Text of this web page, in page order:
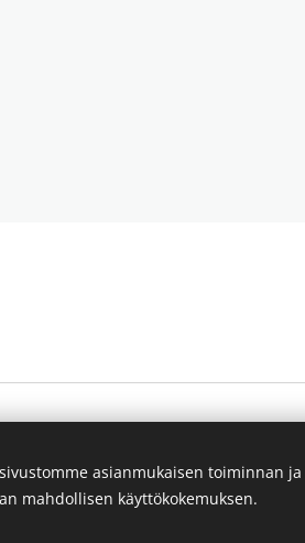
asianmukaisen toiminnan ja
mahdollisen käyttökokemuksen.